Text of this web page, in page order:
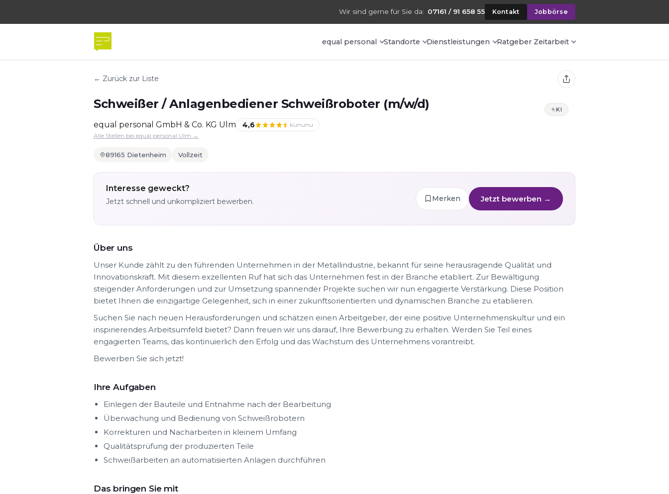
Wir sind gerne für Sie da: 07161 / 91 658 55 Kontakt Jobbörse
equal personal Standorte Dienstleistungen Ratgeber Zeitarbeit
← Zurück zur Liste
KI
Schweißer / Anlagenbediener Schweißroboter (m/w/d)
equal personal GmbH & Co. KG Ulm 4,6
kununu
Alle Stellen bei equal personal Ulm →
89165 Dietenheim Vollzeit
Interesse geweckt?
Jetzt schnell und unkompliziert bewerben. Merken Jetzt bewerben →
Über uns
Unser Kunde zählt zu den führenden Unternehmen in der Metallindustrie, bekannt für seine herausragende Qualität und
Innovationskraft. Mit diesem exzellenten Ruf hat sich das Unternehmen fest in der Branche etabliert. Zur Bewältigung
steigender Anforderungen und zur Umsetzung spannender Projekte suchen wir nun engagierte Verstärkung. Diese Position
bietet Ihnen die einzigartige Gelegenheit, sich in einer zukunftsorientierten und dynamischen Branche zu etablieren.
Suchen Sie nach neuen Herausforderungen und schätzen einen Arbeitgeber, der eine positive Unternehmenskultur und ein
inspirierendes Arbeitsumfeld bietet? Dann freuen wir uns darauf, Ihre Bewerbung zu erhalten. Werden Sie Teil eines
engagierten Teams, das kontinuierlich den Erfolg und das Wachstum des Unternehmens vorantreibt.
Bewerben Sie sich jetzt!
Ihre Aufgaben
Einlegen der Bauteile und Entnahme nach der Bearbeitung
Überwachung und Bedienung von Schweißrobotern
Korrekturen und Nacharbeiten in kleinem Umfang
Qualitätsprüfung der produzierten Teile
Schweißarbeiten an automatisierten Anlagen durchführen
Das bringen Sie mit